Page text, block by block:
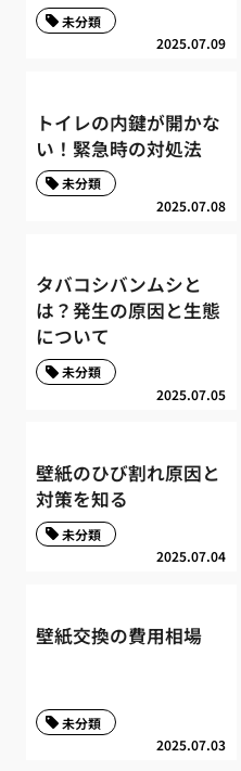
2025.07.09
未分類
トイレの内鍵が開かな
い！緊急時の対処法
2025.07.08
未分類
タバコシバンムシと
は？発生の原因と生態
について
2025.07.05
未分類
壁紙のひび割れ原因と
対策を知る
2025.07.04
未分類
壁紙交換の費用相場
2025.07.03
未分類